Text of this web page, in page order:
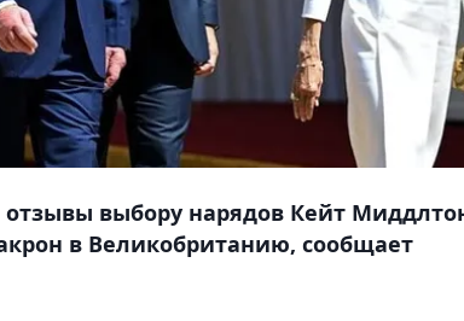
выбору нарядов Кейт
в Великобританию, сообщает